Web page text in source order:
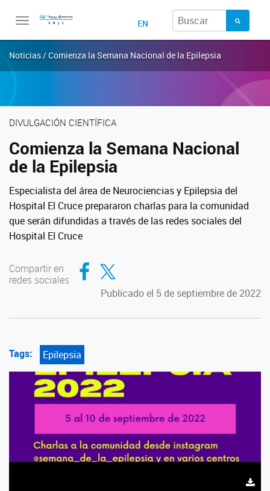
Toggle
EN
Noticias / Comienza la Semana Nacional de la Epilepsia
DIVULGACIÓN CIENTÍFICA
Comienza la Semana Nacional
de la Epilepsia
Especialista del área de Neurociencias y Epilepsia del
Hospital El Cruce prepararon charlas para la comunidad
que serán difundidas a través de las redes sociales del
Hospital El Cruce
Compartir en
redes sociales
Compartir en Facebook
Compartir en Twitter
Publicado el 5 de septiembre de 2022
Tags: Epilepsia